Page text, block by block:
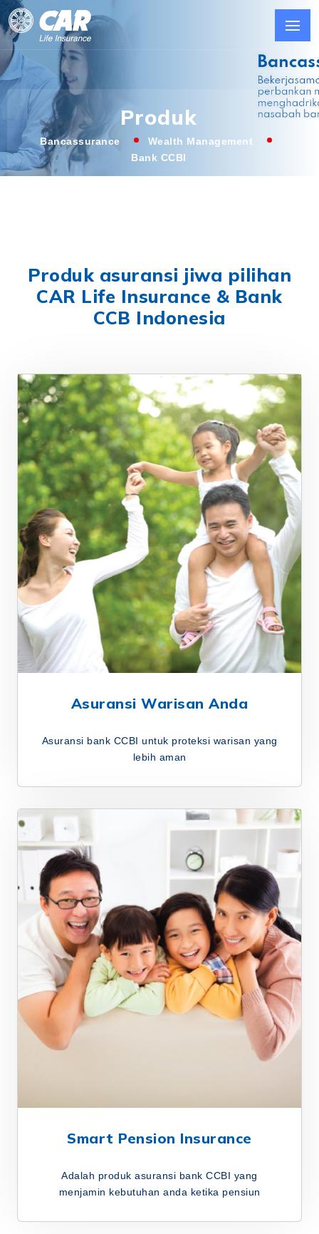
Produk
Bancassurance
Wealth Management
Bank CCBI
Produk asuransi jiwa pilihan
CAR Life Insurance & Bank
CCB Indonesia
Asuransi Warisan Anda
Asuransi bank CCBI untuk proteksi warisan yang
lebih aman
Smart Pension Insurance
Adalah produk asuransi bank CCBI yang
menjamin kebutuhan anda ketika pensiun